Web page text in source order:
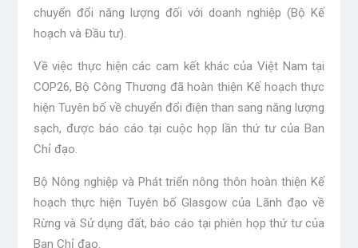
chuyển đổi năng lượng đối với doanh nghiệp (Bộ Kế
hoạch và Đầu tư).
Về việc thực hiện các cam kết khác của Việt Nam tại
COP26, Bộ Công Thương đã hoàn thiện Kế hoạch thực
hiện Tuyên bố về chuyển đổi điện than sang năng lượng
sạch, được báo cáo tại cuộc họp lần thứ tư của Ban
Chỉ đạo.
Bộ Nông nghiệp và Phát triển nông thôn hoàn thiện Kế
hoạch thực hiện Tuyên bố Glasgow của Lãnh đạo về
Rừng và Sử dụng đất, báo cáo tại phiên họp thứ tư của
Ban Chỉ đạo.